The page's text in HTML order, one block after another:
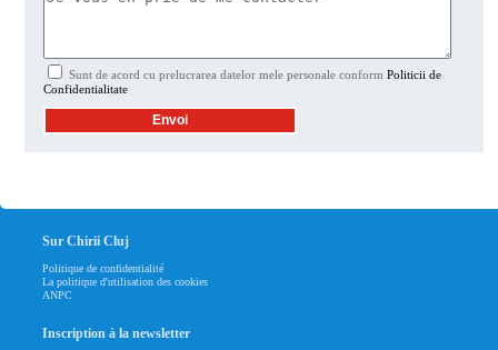
Sunt de acord cu prelucrarea datelor mele personale conform Politicii de
Confidentialitate
Sur Chirii Cluj
Politique de confidentialité
La politique d'utilisation des cookies
ANPC
Inscription à la newsletter